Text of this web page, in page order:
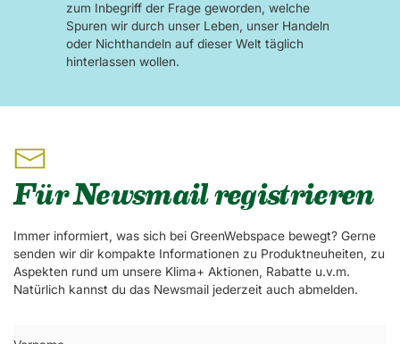
zum Inbegriff der Frage geworden, welche
Spuren wir durch unser Leben, unser Handeln
oder Nichthandeln auf dieser Welt täglich
hinterlassen wollen.
Für Newsmail registrieren
Immer informiert, was sich bei GreenWebspace bewegt? Gerne
senden wir dir kompakte Informationen zu Produktneuheiten, zu
Aspekten rund um unsere Klima+ Aktionen, Rabatte u.v.m.
Natürlich kannst du das Newsmail jederzeit auch abmelden.